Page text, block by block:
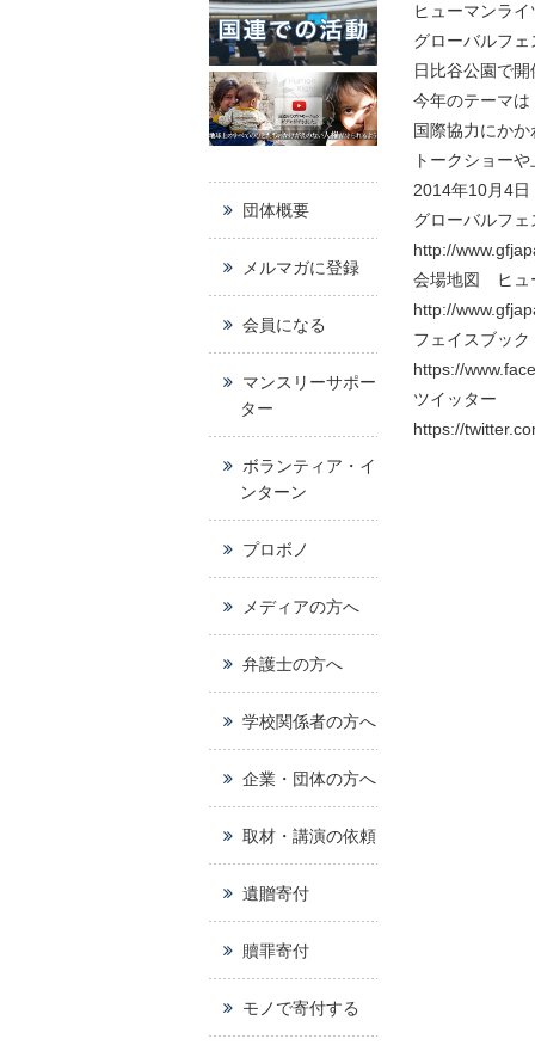
ヒューマンラ
グローバルフ
日比谷公園で
今年のテーマは
国際協力にか
トークショー
2014年10月4日
グローバルフ
http://
会場地図 ヒュ
http://
フェイスブック
https://
ツイッター
https://
団体概要
メルマガに登録
会員になる
マンスリーサポー
ター
ボランティア・イ
ンターン
プロボノ
メディアの方へ
弁護士の方へ
学校関係者の方へ
企業・団体の方へ
取材・講演の依頼
遺贈寄付
贖罪寄付
モノで寄付する